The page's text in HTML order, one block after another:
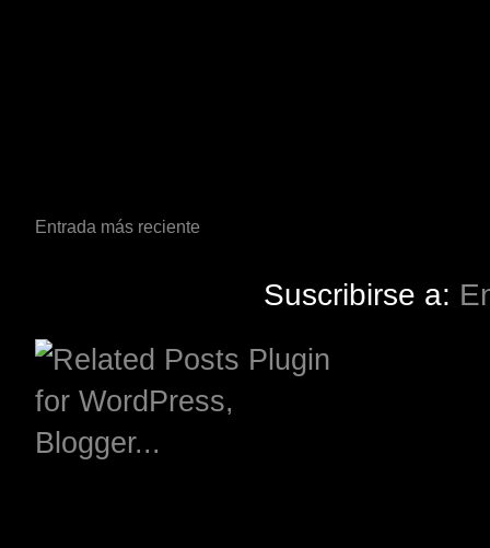
Entrada más reciente
Suscribirse a: